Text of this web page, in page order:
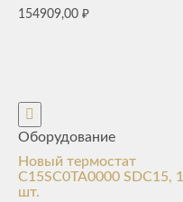
154909,00 ₽
Оборудование
Новый термостат
C15SC0TA0000 SDC15, 1
шт.